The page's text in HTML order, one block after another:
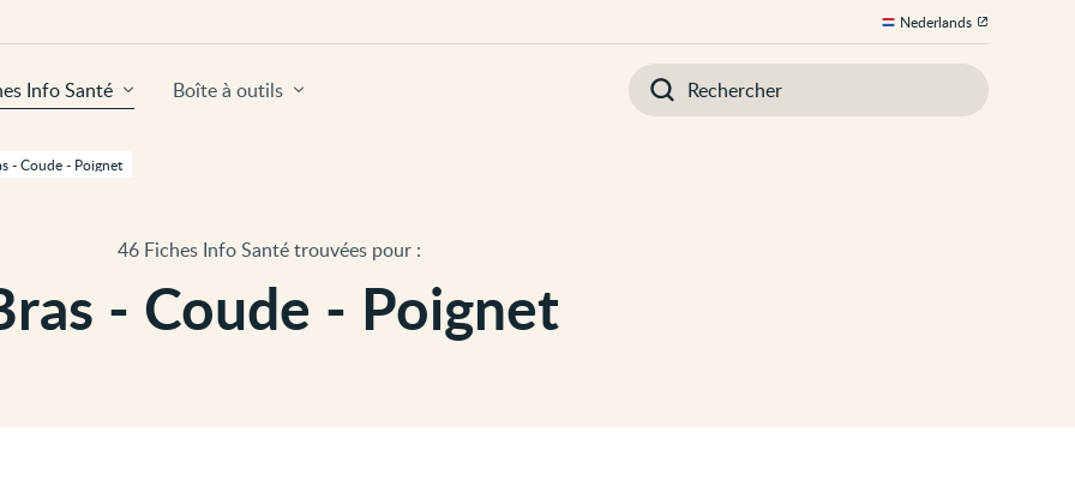
- Coude - Poignet
46 Fiches Info Santé trouvées pour :
- Coude - Poignet
Info Santé Boîte à outils
Introduisez
votre
recherche
Nederlands